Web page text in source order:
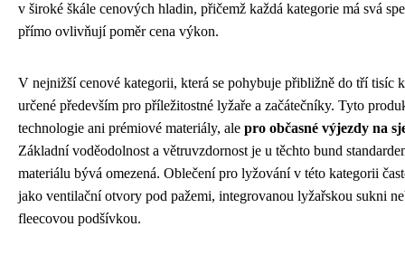
v široké škále cenových hladin, přičemž každá kategorie má svá
přímo ovlivňují poměr cena výkon.
V nejnižší cenové kategorii, která se pohybuje přibližně do tří tisíc
určené především pro příležitostné lyžaře a začátečníky. Tyto
technologie ani prémiové materiály, ale pro občasné výjezdy na
Základní voděodolnost a větruvzdornost je u těchto bund
materiálu bývá omezená. Oblečení pro lyžování v této kategorii
jako ventilační otvory pod pažemi, integrovanou lyžařskou sukni
fleecovou podšívkou.